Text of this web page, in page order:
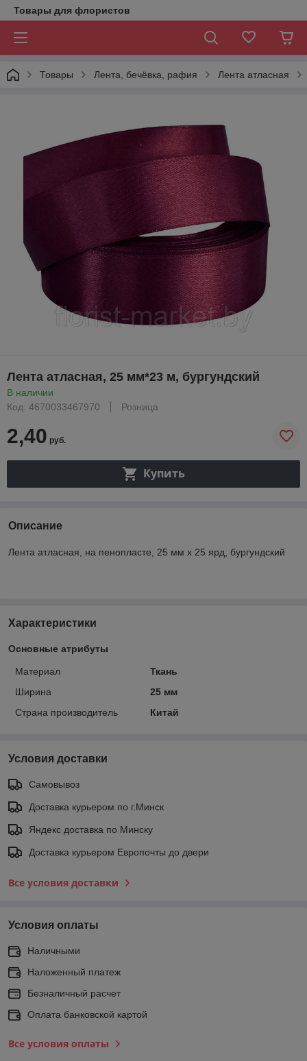
Товары для флористов
Товары Лента, бечёвка, рафия Лента атласная
Лента атласная, 25 мм*23 м, бургундский
В наличии
Код: 4670033467970
Розница
2,40 руб.
Купить
Описание
Лента атласная, на пенопласте, 25 мм х 25 ярд, бургундский
Характеристики
Основные атрибуты
Материал
Ткань
Ширина
25 мм
Страна производитель
Китай
Условия доставки
Самовывоз
Доставка курьером по г.Минск
Яндекс доставка по Минску
Доставка курьером Европочты до двери
Все условия доставки
Условия оплаты
Наличными
Наложенный платеж
Безналичный расчет
Оплата банковской картой
Все условия оплаты